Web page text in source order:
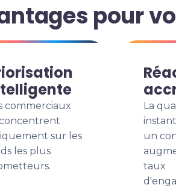
pour
commerciaux
sur les
les plus
La
un
taux